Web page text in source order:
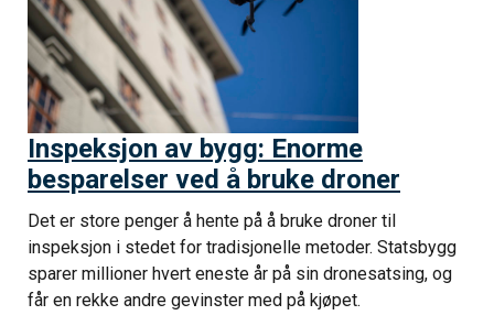
Inspeksjon av bygg: Enorme
besparelser ved å bruke droner
Det er store penger å hente på å bruke droner til
inspeksjon i stedet for tradisjonelle metoder. Statsbygg
sparer millioner hvert eneste år på sin dronesatsing, og
får en rekke andre gevinster med på kjøpet.